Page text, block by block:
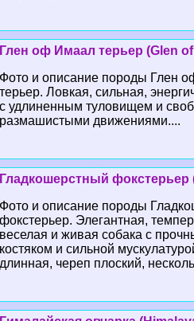
Глен оф Имаал терьер (Glen of
Фото и описание породы Глен
терьер. Ловкая, сильная,
с удлиненным туловищем и
размашистыми движениями....
Гладкошерстный фокстерьер
Фото и описание породы
фокстерьер. Элегантная,
веселая и живая собака с
костяком и сильной
длинная, череп плоский,